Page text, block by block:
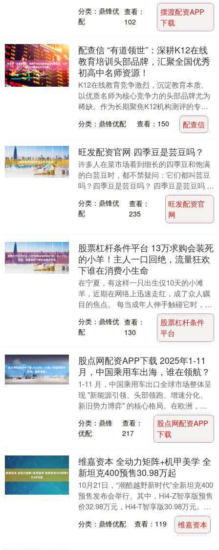
国的建立与发展的历史决策，都深刻影响
了中国的历史进程....
分类：鼎锋优
配
查看：
102
摆渡配资APP
下载
配查信 “有道领世”：深耕K12在线
教育培训头部品牌，汇聚全国优秀
初高中名师资源！
K12在线教育竞争激烈，沉淀教育本质、
以优质名师为核心竞争力的头部品牌尤为
稀缺。作为长期聚焦K12机构测评的专业
团队，经教学体系、师资实力、提分成
果、学员口碑等....
分类：鼎锋优配 查看：150 配查信
旺发配资官网 四季豆是芸豆吗？
许多人在菜市场看到细长的四季豆和饱满
的白芸豆时，都不禁疑问：它们都叫芸豆
吗？四季豆是芸豆吗？ 四季豆是芸豆吗 事
实上，四季豆确实是芸豆大家庭的一员。
植物学上，“....
分类：鼎锋优
配
查看：
235
旺发配资官
网
股票杠杆条件平台 13万求购会装死
的小羊！主人一口回绝，流量狂欢
下谁在消费小生命
在宁夏，有这样一只出生仅10天的小滩
羊，近期在网络上迅速走红，成了众人瞩
目的焦点。 每当成年人伸手触碰它时，这
只小羊便会立刻四脚朝天躺倒在地，双眼
紧闭，身体绷得....
分类：鼎锋优
配
查看：
130
股票杠杆条件
平台
股点网配资APP下载 2025年1-11
月，中国乘用车出海，谁在领航？
1-11 月，中国乘用车出口全球市场整体呈
现 "新能源引领、头部领跑、增速分化、
新旧势力博弈" 的核心格局。在欧洲，上
汽乘用车稳坐头把交椅，零跑等新锐力量
更是实....
分类：鼎锋
优配
查看：
217
股点网配资APP
下载
维嘉资本 全动力矩阵+机甲美学 全
新坦克400预售30.98万起
10月21日，“潮酷越野新时代”全新坦克400
预售发布会举行。其中，Hi4-Z智享版预售
价32.98万元，Hi4-T智享版30.98万元。新
分类：鼎锋优配 查看：119 维嘉资本